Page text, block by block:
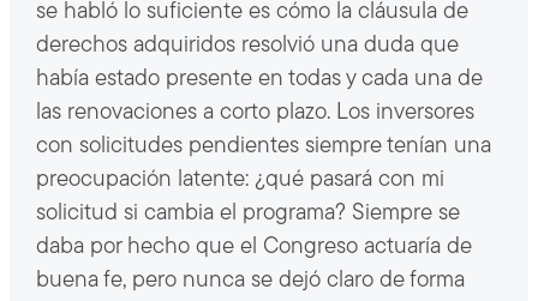
se habló lo suficiente es cómo la cláusula de
derechos adquiridos resolvió una duda que
había estado presente en todas y cada una de
las renovaciones a corto plazo. Los inversores
con solicitudes pendientes siempre tenían una
preocupación latente: ¿qué pasará con mi
solicitud si cambia el programa? Siempre se
daba por hecho que el Congreso actuaría de
buena fe, pero nunca se dejó claro de forma